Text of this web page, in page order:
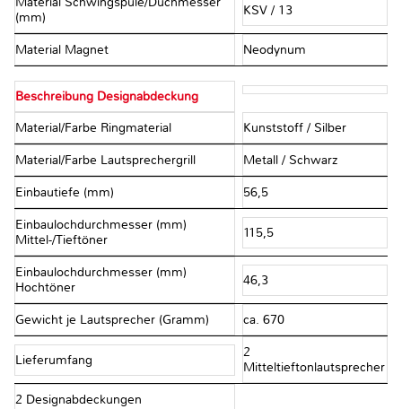
(mm)
KSV / 13
Material Magnet Neodynum
Beschreibung Designabdeckung
Material/Farbe Ringmaterial Kunststoff / Silber
Material/Farbe Lautsprechergrill Metall / Schwarz
Einbautiefe (mm) 56,5
Einbaulochdurchmesser (mm)
Mittel-/Tieftöner
115,5
Einbaulochdurchmesser (mm)
Hochtöner
46,3
Gewicht je Lautsprecher (Gramm) ca. 670
Lieferumfang
2
Mitteltieftonlautsprecher
2 Designabdeckungen